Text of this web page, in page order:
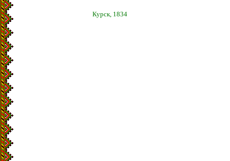
Курск, 1834